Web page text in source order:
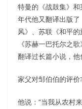
特曼的《战鼓集》
年代他又翻译出版
风》、苏联《和平
《苏赫一巴托尔之
翻译过长篇小说，他
家父对邹伯伯的评价
他说：“当我从农村